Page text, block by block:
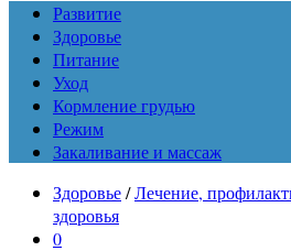
Развитие
Здоровье
Питание
Уход
Кормление грудью
Режим
Закаливание и массаж
Здоровье/Лечение,
здоровья
0